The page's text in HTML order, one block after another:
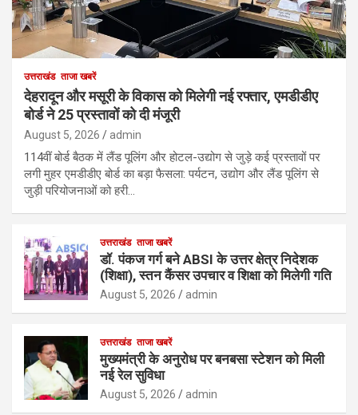
उत्तराखंड ताजा खबरें
देहरादून और मसूरी के विकास को मिलेगी नई रफ्तार, एमडीडीए
बोर्ड ने 25 प्रस्तावों को दी मंजूरी
August 5, 2026 admin
114वीं बोर्ड बैठक में लैंड पूलिंग और होटल-उद्योग से जुड़े कई प्रस्तावों पर
लगी मुहर एमडीडीए बोर्ड का बड़ा फैसला: पर्यटन, उद्योग और लैंड पूलिंग से
जुड़ी परियोजनाओं को हरी…
उत्तराखंड ताजा खबरें
डॉ. पंकज गर्ग बने ABSI के उत्तर क्षेत्र निदेशक
(शिक्षा), स्तन कैंसर उपचार व शिक्षा को मिलेगी गति
August 5, 2026 admin
उत्तराखंड ताजा खबरें
मुख्यमंत्री के अनुरोध पर बनबसा स्टेशन को मिली
नई रेल सुविधा
August 5, 2026 admin